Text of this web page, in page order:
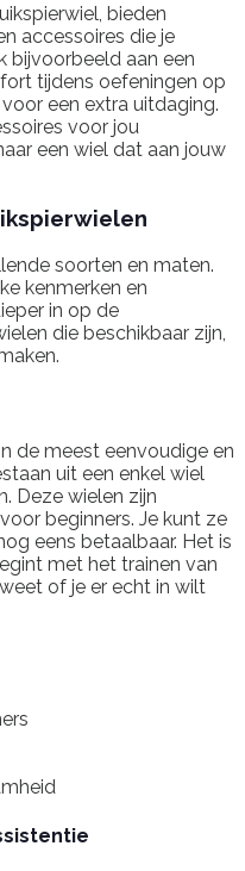
bieden
accessoires die je
bijvoorbeeld aan een
tijdens oefeningen op
een extra uitdaging.
voor jou
een wiel dat aan jouw
soorten en maten.
kenmerken en
in op de
die beschikbaar zijn,
de meest eenvoudige en
uit een enkel wiel
Deze wielen zijn
beginners. Je kunt ze
eens betaalbaar. Het is
met het trainen van
of je er echt in wilt